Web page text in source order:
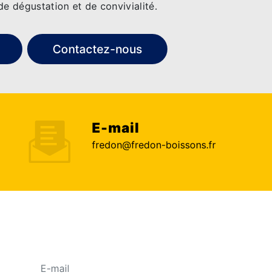
dégustation et de convivialité.
Contactez-nous
E-mail
fredon@fredon-boissons.fr